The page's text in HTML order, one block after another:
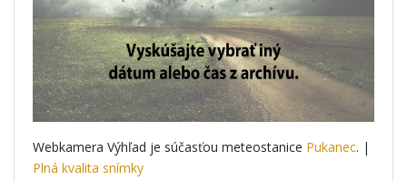
Webkamera Výhľad je súčasťou meteostanice Pukanec. |
Plná kvalita snímky